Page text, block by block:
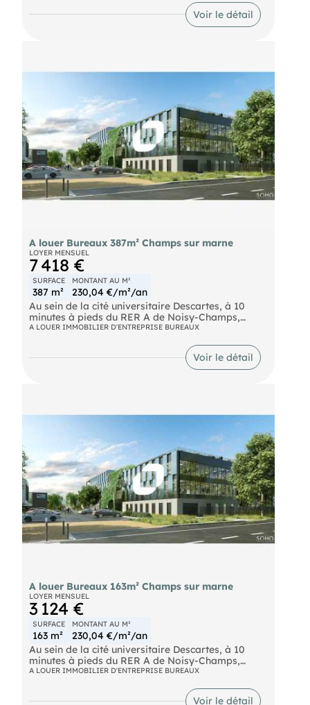
location labélisé BREEAM - BBCA -
BIODIVERSITY.
Bus Nobel (BUS-212), Espace Descartes (BUS-213,
Voir le détail
A louer Bureaux 387m² Champs sur marne
LOYER MENSUEL
7 418 €
SURFACE
387 m²
MONTANT AU M²
230,04 €/m²/an
Au sein de la cité universitaire Descartes, à 10
minutes à pieds du RER A de Noisy-Champs,
ImmNotre équipeus propose un immeuble neuf à
location labélisé BREEAM - BBCA -
BIODIVERSITY.
Bus Nobel (BUS-212), Espace Descartes (BUS-213,
A LOUER IMMOBILIER D'ENTREPRISE BUREAUX
Voir le détail
A louer Bureaux 163m² Champs sur marne
LOYER MENSUEL
3 124 €
SURFACE
163 m²
MONTANT AU M²
230,04 €/m²/an
Au sein de la cité universitaire Descartes, à 10
minutes à pieds du RER A de Noisy-Champs,
ImmNotre équipeus propose un immeuble neuf à
location labélisé BREEAM - BBCA -
A LOUER IMMOBILIER D'ENTREPRISE BUREAUX
Voir le détail